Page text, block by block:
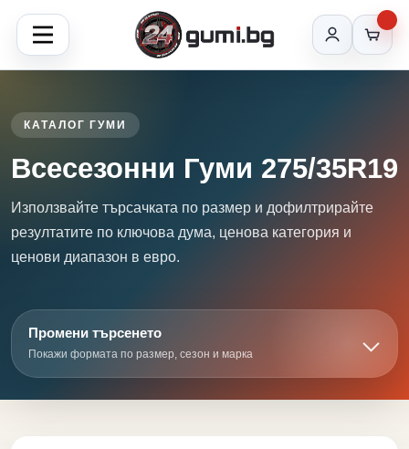
КАТАЛОГ ГУМИ
Всесезонни Гуми 275/35R19
Използвайте търсачката по размер и дофилтрирайте
резултатите по ключова дума, ценова категория и
ценови диапазон в евро.
Промени търсенето
Покажи формата по размер, сезон и марка